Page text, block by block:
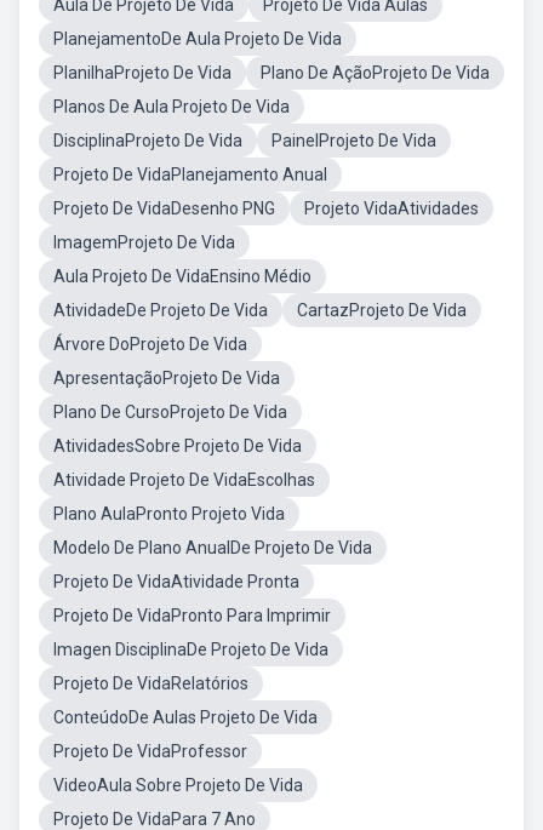
Aula De Projeto De Vida
Projeto De Vida Aulas
PlanejamentoDe Aula Projeto De Vida
PlanilhaProjeto De Vida
Plano De AçãoProjeto De Vida
Planos De Aula Projeto De Vida
DisciplinaProjeto De Vida
PainelProjeto De Vida
Projeto De VidaPlanejamento Anual
Projeto De VidaDesenho PNG
Projeto VidaAtividades
ImagemProjeto De Vida
Aula Projeto De VidaEnsino Médio
AtividadeDe Projeto De Vida
CartazProjeto De Vida
Árvore DoProjeto De Vida
ApresentaçãoProjeto De Vida
Plano De CursoProjeto De Vida
AtividadesSobre Projeto De Vida
Atividade Projeto De VidaEscolhas
Plano AulaPronto Projeto Vida
Modelo De Plano AnualDe Projeto De Vida
Projeto De VidaAtividade Pronta
Projeto De VidaPronto Para Imprimir
Imagen DisciplinaDe Projeto De Vida
Projeto De VidaRelatórios
ConteúdoDe Aulas Projeto De Vida
Projeto De VidaProfessor
VideoAula Sobre Projeto De Vida
Projeto De VidaPara 7 Ano